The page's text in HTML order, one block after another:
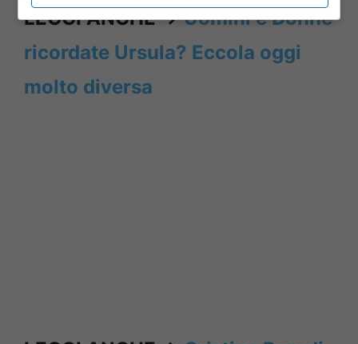
LEGGI ANCHE ->Uomini e Donne
ricordate Ursula? Eccola oggi
molto diversa